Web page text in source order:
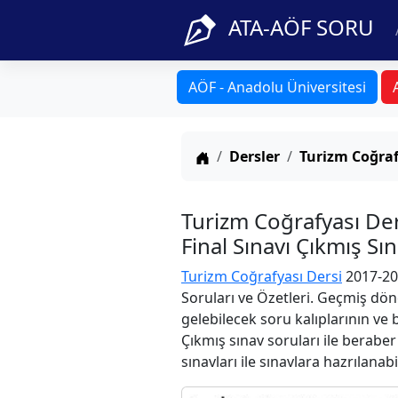
ATA-AÖF SORU
AÖF - Anadolu Üniversitesi
Anasayfa
Dersler Turizm
Turizm Coğrafyası
Final Sınavı Çıkmış
Turizm Coğrafyası Dersi 2017-
Soruları ve Özetleri. Geçmiş
gelebilecek soru kalıplarının
Çıkmış sınav soruları ile
sınavları ile sınavlara